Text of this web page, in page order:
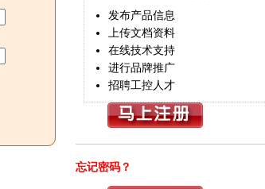
发布产品信息
上传文档资料
在线技术支持
进行品牌推广
招聘工控人才
忘记密码？